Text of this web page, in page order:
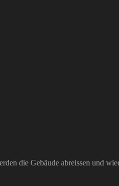
die Gebäude abreissen und